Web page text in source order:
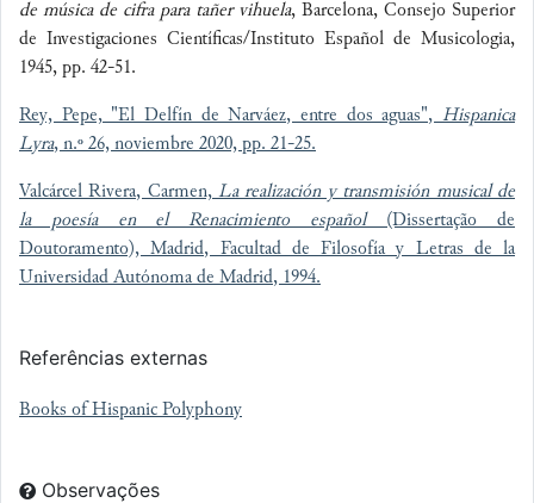
de música de cifra para tañer vihuela, Barcelona, Consejo Superior
de Investigaciones Científicas/Instituto Español de Musicologia,
1945, pp. 42-51.
Rey, Pepe, "El Delfín de Narváez, entre dos aguas", Hispanica
Lyra, n.º 26, noviembre 2020, pp. 21-25.
Valcárcel Rivera, Carmen, La realización y transmisión musical de
la poesía en el Renacimiento español(Dissertação de
Doutoramento), Madrid, Facultad de Filosofía y Letras de la
Universidad Autónoma de Madrid, 1994.
Referências externas
Books of Hispanic Polyphony
Observações